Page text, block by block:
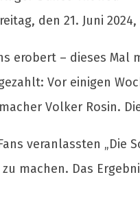
den 21. Juni
erobert – dieses
Vor einigen
Volker Rosin.
veranlassten „Die
machen. Das